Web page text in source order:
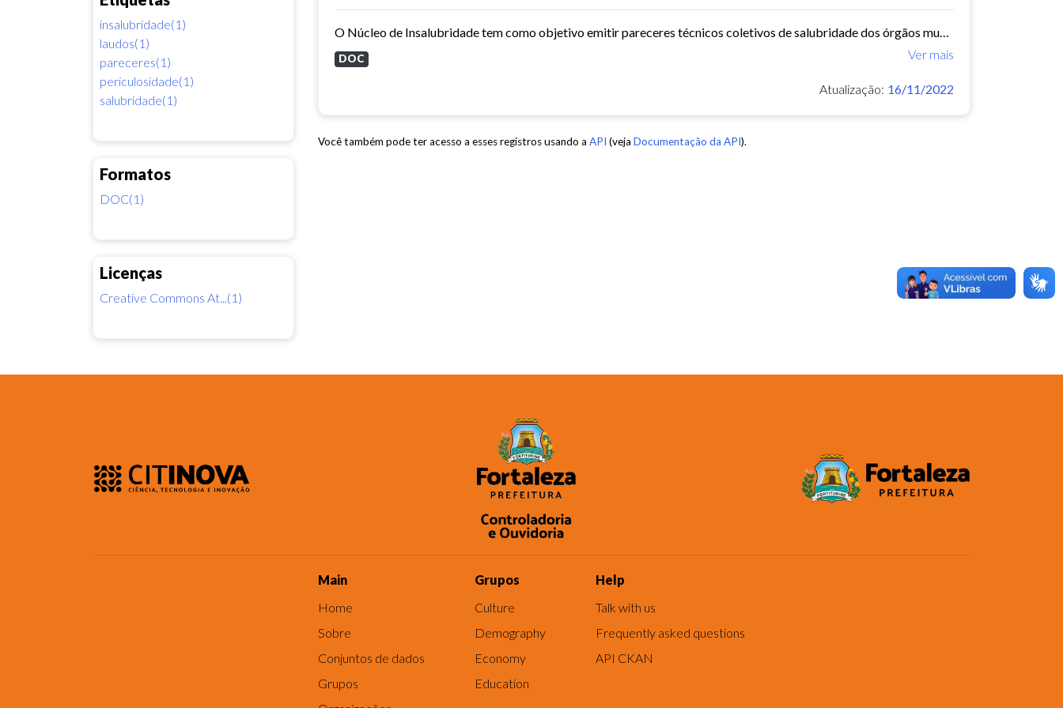
insalubridade(1)
laudos(1)
pareceres(1)
periculosidade(1)
salubridade(1)
Formatos
DOC(1)
Licenças
Creative Commons At...(1)
O Núcleo de Insalubridade tem como objetivo emitir pareceres técnicos coletivos de salubridade dos órgãos municipais e pareceres técnicos individuais dos servidores que postulem...
Ver mais
DOC
Atualização: 16/11/2022
Você também pode ter acesso a esses registros usando a API (veja Documentação da API).
Main
Home
Sobre
Conjuntos de dados
Grupos
Grupos
Culture
Demography
Economy
Education
Help
Talk with us
Frequently asked questions
API CKAN